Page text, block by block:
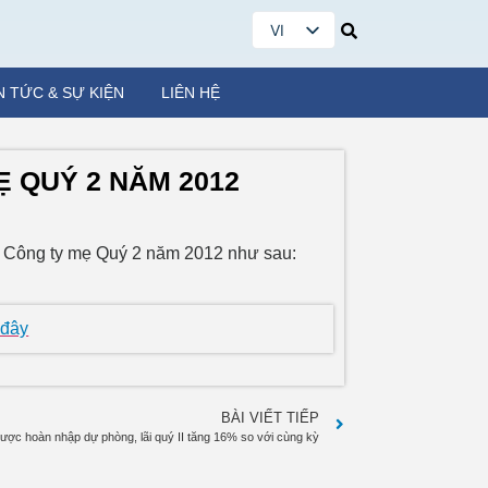
VI
EN
TỨC & SỰ KIỆN LIÊN HỆ
QUÝ 2 NĂM 2012
ty mẹ Quý 2 năm 2012 như sau:
BÀI VIẾT TIẾP
hoàn nhập dự phòng, lãi quý II tăng 16% so với cùng kỳ